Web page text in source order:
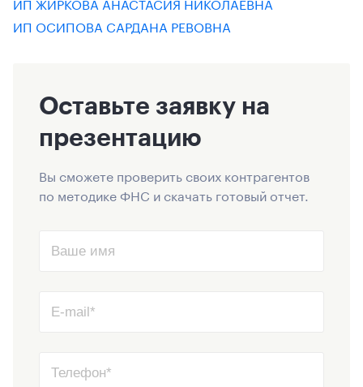
ИП ОСИПОВА САРДАНА РЕВОВНА
Оставьте заявку на
презентацию
Вы сможете проверить своих контрагентов
по методике ФНС и скачать готовый отчет.